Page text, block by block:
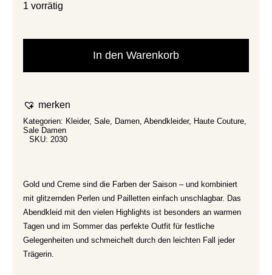
1 vorrätig
In den Warenkorb
merken
Kategorien: Kleider, Sale, Damen, Abendkleider, Haute Couture,
Sale Damen
SKU: 2030
Gold und Creme sind die Farben der Saison – und kombiniert
mit glitzernden Perlen und Pailletten einfach unschlagbar. Das
Abendkleid mit den vielen Highlights ist besonders an warmen
Tagen und im Sommer das perfekte Outfit für festliche
Gelegenheiten und schmeichelt durch den leichten Fall jeder
Trägerin.